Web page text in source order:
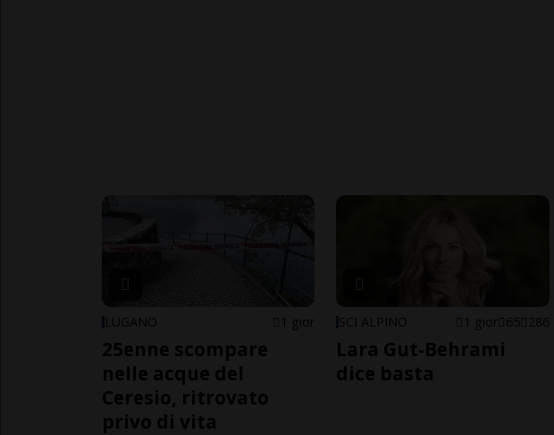
LUGANO 1 gior
25enne scompare
nelle acque del
Ceresio, ritrovato
privo di vita
SCI ALPINO 1 gior 65 286
Lara Gut-Behrami
dice basta